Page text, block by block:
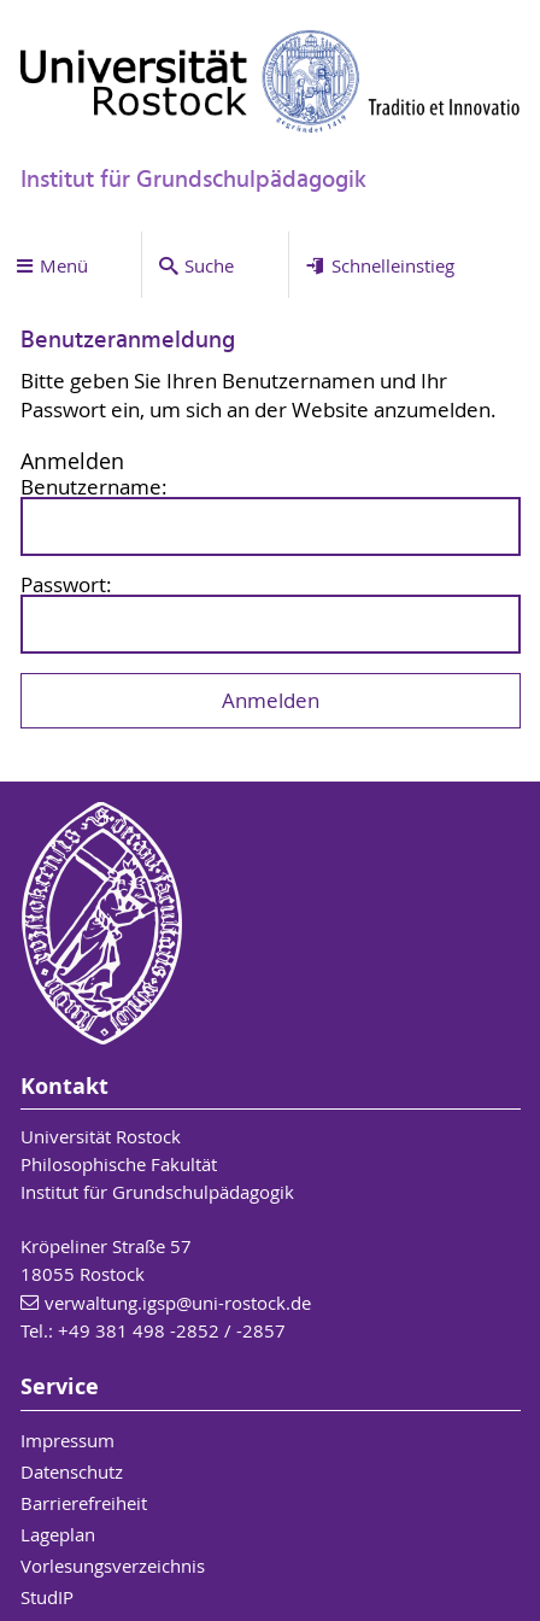
Institut für Grundschulpädagogik
Menü Suche Schnelleinstieg
Benutzeranmeldung
Bitte geben Sie Ihren Benutzernamen und Ihr
Passwort ein, um sich an der Website anzumelden.
Anmelden
Benutzername:
Passwort:
Kontakt
Universität Rostock
Philosophische Fakultät
Institut für Grundschulpädagogik
Kröpeliner Straße 57
18055 Rostock
verwaltung.igsp@uni-rostock.de
Tel.: +49 381 498 -2852 / -2857
Service
Impressum
Datenschutz
Barrierefreiheit
Lageplan
Vorlesungsverzeichnis
StudIP